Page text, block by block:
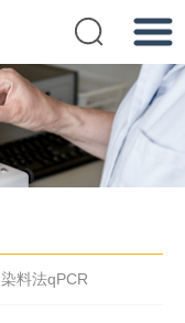
提交
染料法qPCR